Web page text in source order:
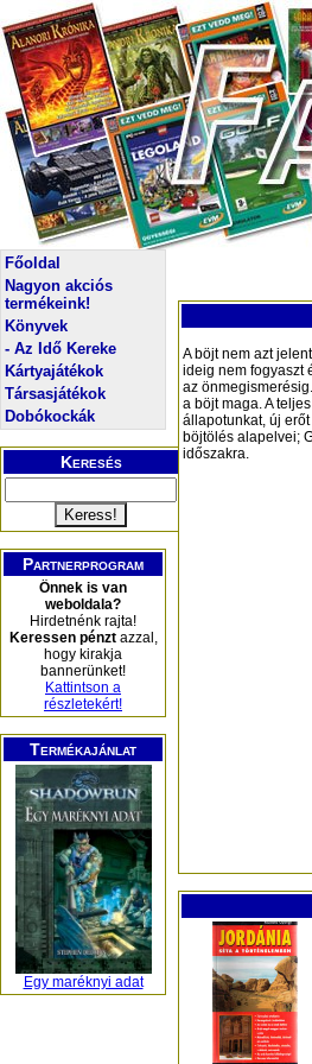
Főoldal
Nagyon akciós
termékeink!
Könyvek
- Az Idő Kereke
Kártyajátékok
Társasjátékok
Dobókockák
Keresés
Partnerprogram
Önnek is van
weboldala?
Hirdetnénk rajta!
Keressen pénztazzal,
hogy kirakja
bannerünket!
Kattintson a
részletekért!
Termékajánlat
Egy maréknyi adat
A böjt nem azt
ideig nem fogyaszt
az
a böjt maga. A
állapotunkat, új
böjtölés alapelvei;
időszakra.